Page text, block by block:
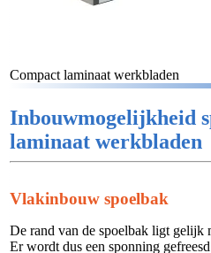
Compact laminaat werkbladen
Inbouwmogelijkheid
laminaat werkbladen
Vlakinbouw spoelbak
De rand van de spoelbak ligt gelijk
Er wordt dus een sponning